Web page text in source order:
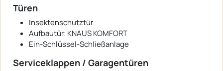
Türen
Insektenschutztür
Aufbautür: KNAUS KOMFORT
Ein-Schlüssel-Schließanlage
Serviceklappen / Garagentüren